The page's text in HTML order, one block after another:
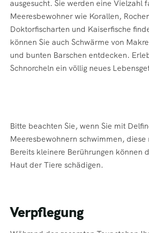
ausgesucht. Sie werden eine Vielzahl
Meeresbewohner wie Korallen,
Doktorfischarten und Kaiserfische
können Sie auch Schwärme von
und bunten Barschen entdecken.
Schnorcheln ein völlig neues
Bitte beachten Sie, wenn Sie mit
Meeresbewohnern schwimmen,
Bereits kleinere Berührungen können
Haut der Tiere schädigen.
Verpflegung